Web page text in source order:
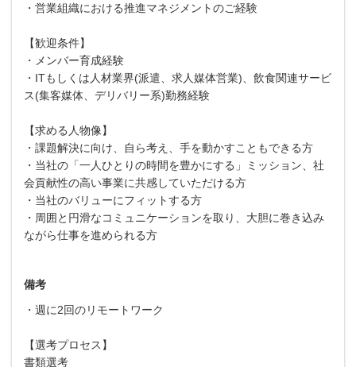
・営業組織における推進マネジメントのご経験
【歓迎条件】
・メンバー育成経験
・ITもしくは人材業界(派遣、求人媒体営業)、飲食関連サービ
ス(集客媒体、デリバリー系)勤務経験
【求める人物像】
・課題解決に向け、自ら考え、手を動かすこともできる方
・当社の「一人ひとりの時間を豊かにする」ミッション、社
会貢献性の高い事業に共感していただける方
・当社のバリューにフィットする方
・周囲と円滑なコミュニケーションを取り、大胆に巻き込み
ながら仕事を進められる方
備考
・週に2回のリモートワーク
【選考プロセス】
書類選考